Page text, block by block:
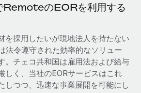
例、ビジネスを守る方法
に魅力的な標的です。多額の資金がシステ
いるためです。このため、自社のビジネス
て重要です。...
RemoteのEORを利用する
を採用したいが現地法人を持たない
法令遵守された効率的なソリュー
。チェコ共和国は雇用法および給与
しく、当社のEORサービスはこれ
しつつ、迅速な事業展開を可能にし